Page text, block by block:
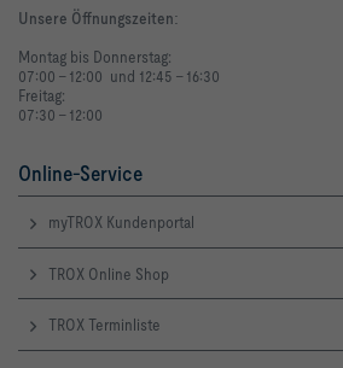
Unsere Öffnungszeiten:
Montag bis Donnerstag:
07:00 - 12:00 und 12:45 - 16:30
Freitag:
07:30 - 12:00
Online-Service
myTROX Kundenportal
TROX Online Shop
TROX Terminliste